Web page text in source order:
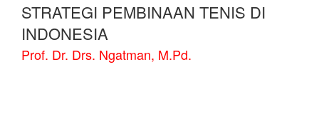
STRATEGI PEMBINAAN TENIS DI
INDONESIA
Prof. Dr. Drs. Ngatman, M.Pd.